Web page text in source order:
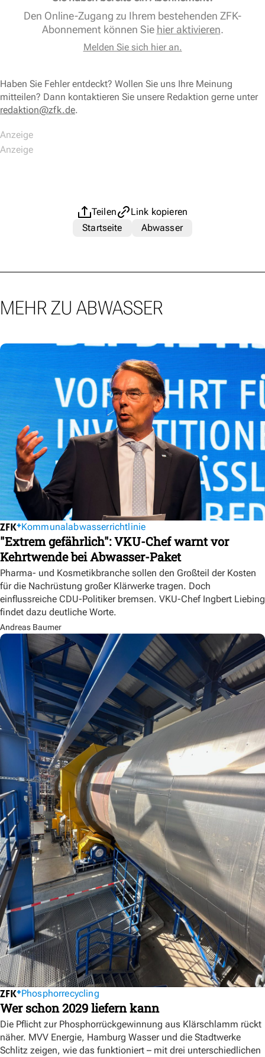
Den Online-Zugang zu Ihrem bestehenden ZFK-
Abonnement können Sie hier aktivieren.
Melden Sie sich hier an.
Haben Sie Fehler entdeckt? Wollen Sie uns Ihre Meinung
mitteilen? Dann kontaktieren Sie unsere Redaktion gerne unter
redaktion@zfk.de.
Teilen
Link kopieren
Startseite
Abwasser
MEHR ZU ABWASSER
Kommunalabwasserrichtlinie
"Extrem gefährlich": VKU-Chef warnt vor
Kehrtwende bei Abwasser-Paket
Pharma- und Kosmetikbranche sollen den Großteil der Kosten
für die Nachrüstung großer Klärwerke tragen. Doch
einflussreiche CDU-Politiker bremsen. VKU-Chef Ingbert Liebing
findet dazu deutliche Worte.
Andreas Baumer
Phosphorrecycling
Wer schon 2029 liefern kann
Die Pflicht zur Phosphorrückgewinnung aus Klärschlamm rückt
näher. MVV Energie, Hamburg Wasser und die Stadtwerke
Schlitz zeigen, wie das funktioniert – mit drei unterschiedlichen